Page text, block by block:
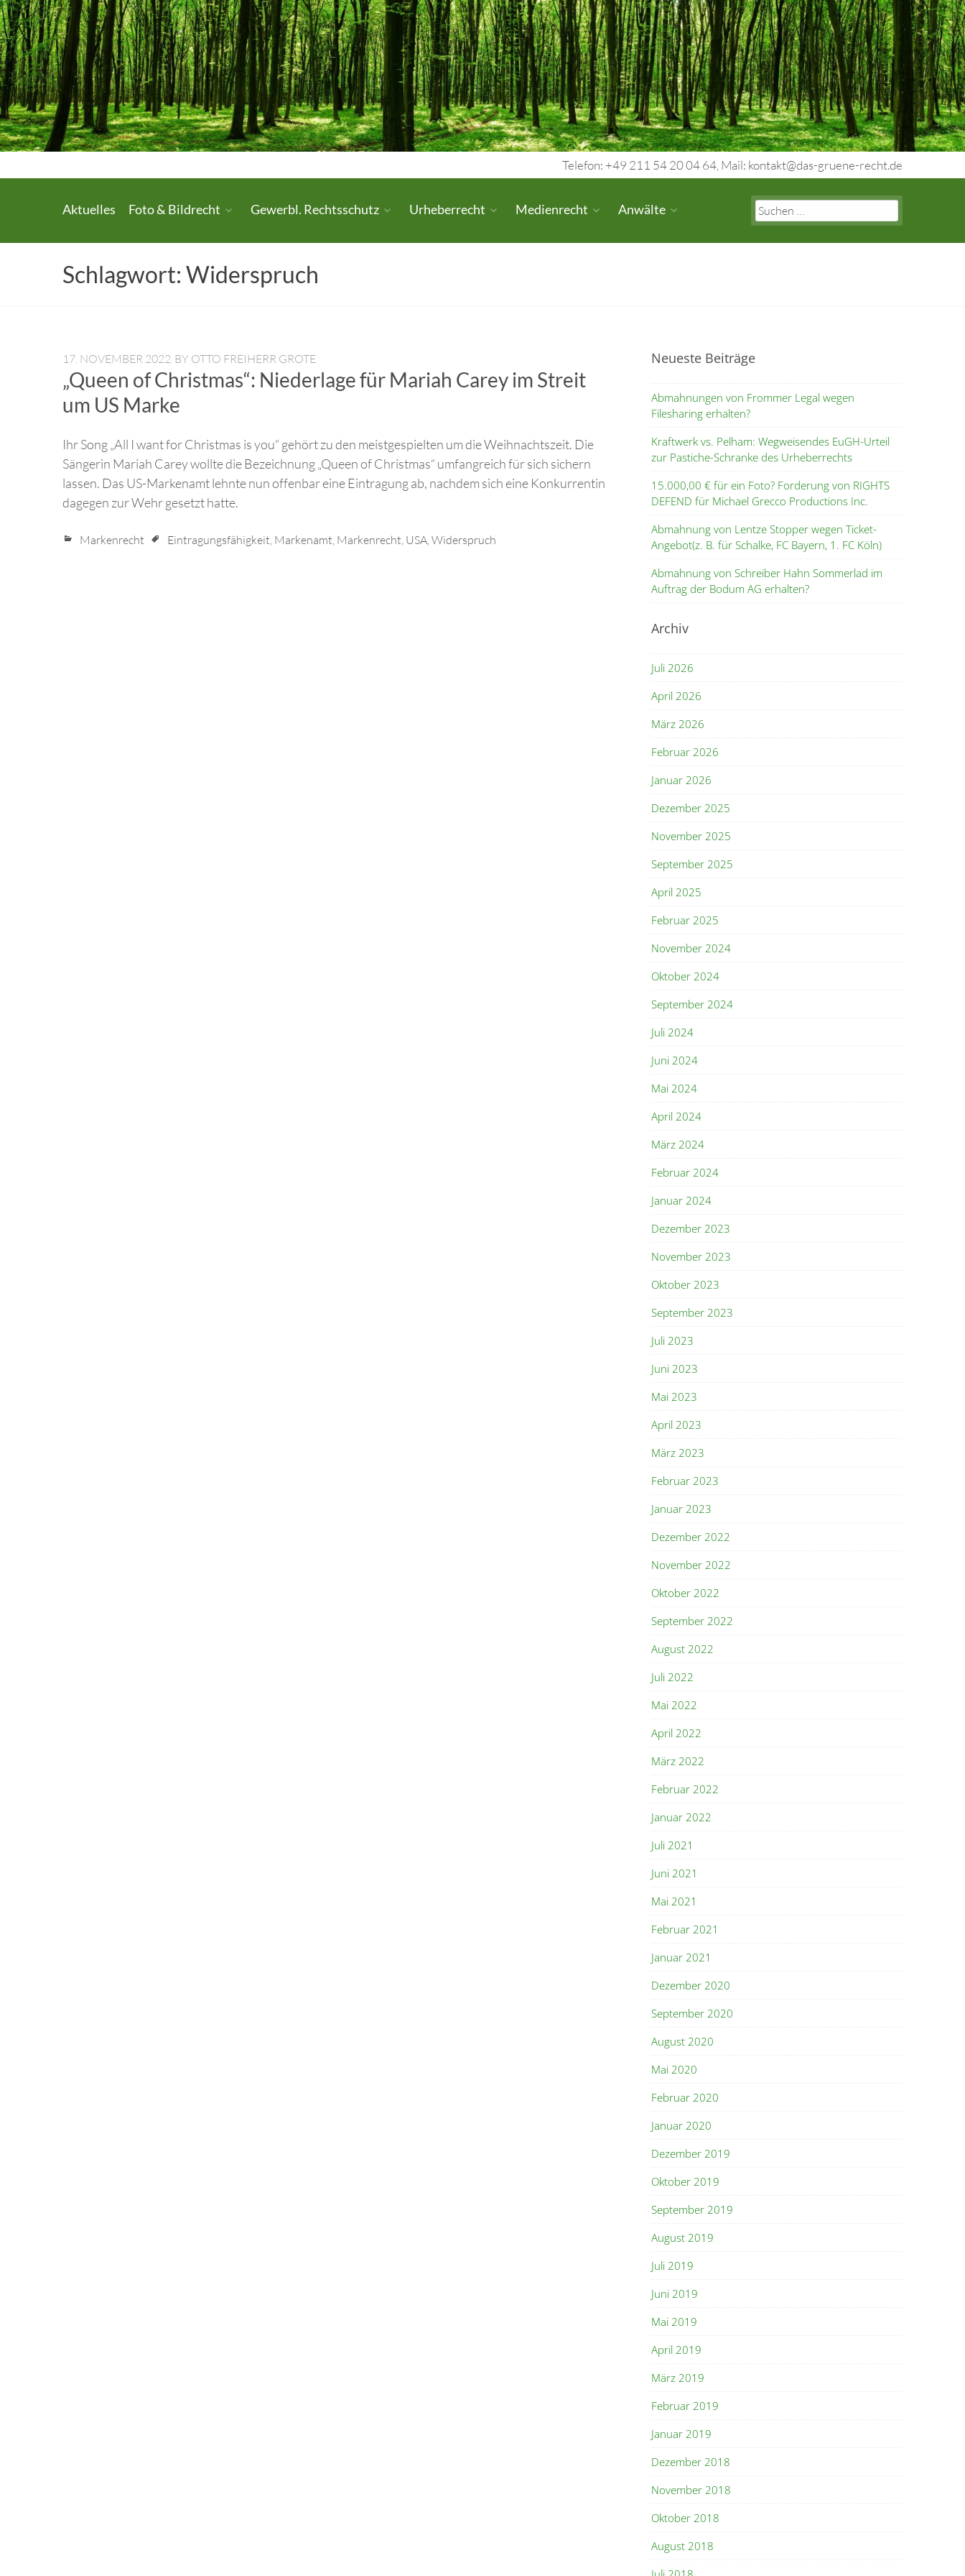
Skip
to
content
Telefon: +49 211 54 20 04 64, Mail: kontakt@das-gruene-recht.de
Urheberrecht.
Medienrecht.
gewerbl.
Rechtsschutz.
Search
for:
Aktuelles Foto & Bildrecht Gewerbl. Rechtsschutz Urheberrecht Medienrecht Anwälte
Schlagwort: Widerspruch
17. NOVEMBER 2022 BY OTTO FREIHERR GROTE
„Queen of Christmas“: Niederlage für Mariah Carey im Streit
um US Marke
Ihr Song „All I want for Christmas is you“ gehört zu den meistgespielten um die Weihnachtszeit. Die
Sängerin Mariah Carey wollte die Bezeichnung „Queen of Christmas“ umfangreich für sich sichern
lassen. Das US-Markenamt lehnte nun offenbar eine Eintragung ab, nachdem sich eine Konkurrentin
dagegen zur Wehr gesetzt hatte.
Markenrecht Eintragungsfähigkeit Markenamt Markenrecht USA Widerspruch
Neueste Beiträge
Abmahnungen von Frommer Legal wegen
Filesharing erhalten?
Kraftwerk vs. Pelham: Wegweisendes EuGH-Urteil
zur Pastiche-Schranke des Urheberrechts
15.000,00 € für ein Foto? Forderung von RIGHTS
DEFEND für Michael Grecco Productions Inc.
Abmahnung von Lentze Stopper wegen Ticket-
Angebot(z. B. für Schalke, FC Bayern, 1. FC Köln)
Abmahnung von Schreiber Hahn Sommerlad im
Auftrag der Bodum AG erhalten?
Archiv
Juli 2026
April 2026
März 2026
Februar 2026
Januar 2026
Dezember 2025
November 2025
September 2025
April 2025
Februar 2025
November 2024
Oktober 2024
September 2024
Juli 2024
Juni 2024
Mai 2024
April 2024
März 2024
Februar 2024
Januar 2024
Dezember 2023
November 2023
Oktober 2023
September 2023
Juli 2023
Juni 2023
Mai 2023
April 2023
März 2023
Februar 2023
Januar 2023
Dezember 2022
November 2022
Oktober 2022
September 2022
August 2022
Juli 2022
Mai 2022
April 2022
März 2022
Februar 2022
Januar 2022
Juli 2021
Juni 2021
Mai 2021
Februar 2021
Januar 2021
Dezember 2020
September 2020
August 2020
Mai 2020
Februar 2020
Januar 2020
Dezember 2019
Oktober 2019
September 2019
August 2019
Juli 2019
Juni 2019
Mai 2019
April 2019
März 2019
Februar 2019
Januar 2019
Dezember 2018
November 2018
Oktober 2018
August 2018